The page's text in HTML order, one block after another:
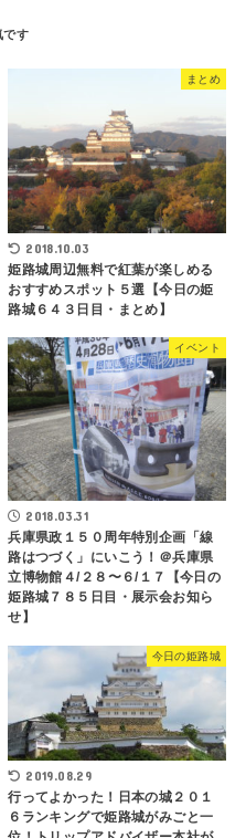
まとめ
2018.10.03
姫路城周辺無料で紅葉が楽しめる
おすすめスポット５選【今日の姫
路城６４３日目・まとめ】
イベント
2018.03.31
兵庫県政１５０周年特別企画「線
路はつづく」にいこう！＠兵庫県
立博物館４/２８〜６/１７【今日の
姫路城７８５日目・展示会お知ら
せ】
今日の姫路城
2019.08.29
行ってよかった！日本の城２０１
６ランキングで姫路城がみごと一